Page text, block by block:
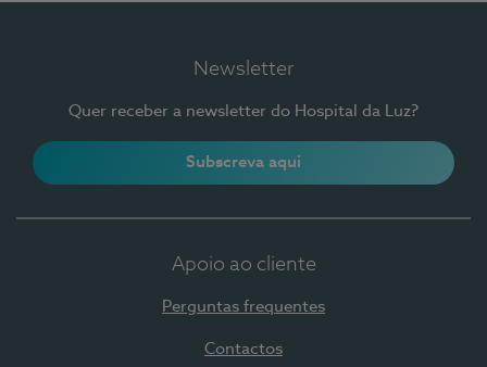
Newsletter
Quer receber a newsletter do Hospital da Luz?
Subscreva aqui
Apoio ao cliente
Perguntas frequentes
Contactos